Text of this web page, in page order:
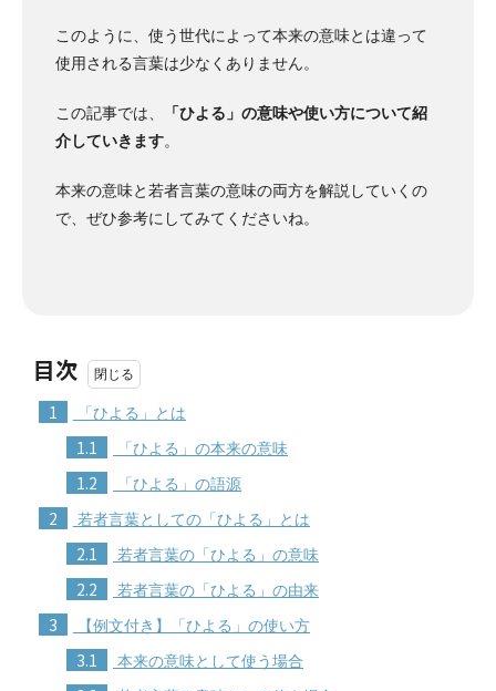
このように、使う世代によって本来の意味とは違って
使用される言葉は少なくありません。
この記事では、
「ひよる」の意味や使い方について紹
介していきます。
本来の意味と若者言葉の意味の両方を解説していくの
で、ぜひ参考にしてみてくださいね。
目次
1 「ひよる」とは
1.1 「ひよる」の本来の意味
1.2 「ひよる」の語源
2 若者言葉としての「ひよる」とは
2.1 若者言葉の「ひよる」の意味
2.2 若者言葉の「ひよる」の由来
3 【例文付き】「ひよる」の使い方
3.1 本来の意味として使う場合